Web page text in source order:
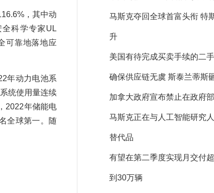
，其中动
科学专家UL
可靠地落地应
年动力电池系
统使用量连续
2022年储能电
全球第一。随
马斯克夺回全球首富头衔 特
升
美国有待完成买卖手续的二
确保供应链无虞 斯泰兰蒂斯
加拿大政府宣布禁止在政府
马斯克正在与人工智能研究
替代品
有望在第二季度实现月交付
到30万辆